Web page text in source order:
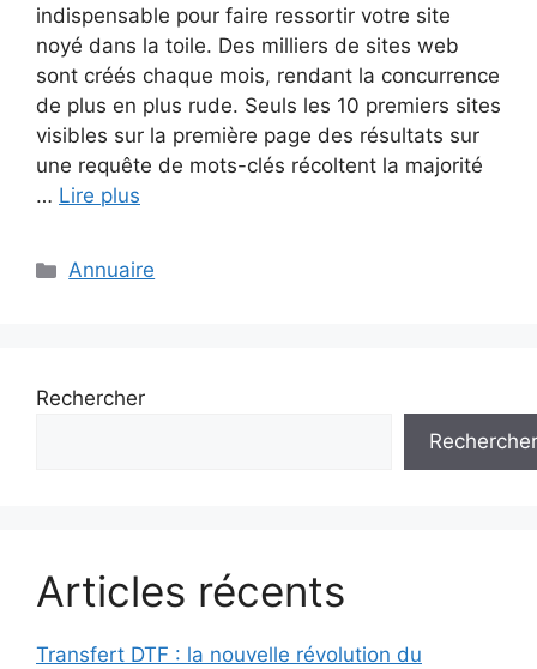
indispensable pour faire ressortir votre site
noyé dans la toile. Des milliers de sites web
sont créés chaque mois, rendant la concurrence
de plus en plus rude. Seuls les 10 premiers sites
visibles sur la première page des résultats sur
une requête de mots-clés récoltent la majorité
… Lire plus
Catégories
Annuaire
Rechercher
Rechercher
Articles récents
Transfert DTF : la nouvelle révolution du